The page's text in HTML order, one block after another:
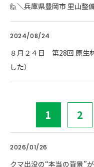
🙋＼兵庫県豊岡市 里山整
2024/08/24
８月２４日 第28回 原生林
した）
1 2
2026/01/26
クマ出没の“本当の背景”